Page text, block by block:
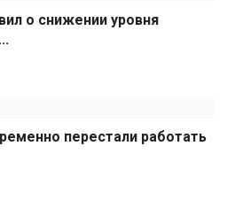
о снижении уровня
перестали работать